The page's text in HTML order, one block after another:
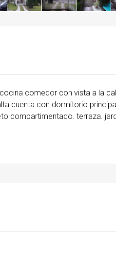
comedor con vista a la
cuenta con dormitorio
compartimentado. terraza.